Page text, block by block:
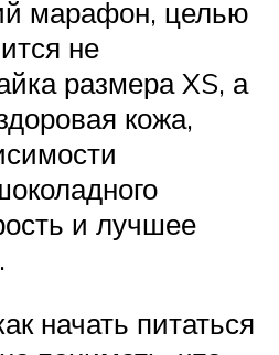
марафон, целью
не
размера XS, а
кожа,
и лучшее
начать питаться